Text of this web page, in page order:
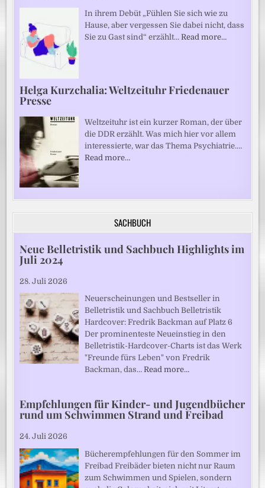
In ihrem Debüt „Fühlen Sie sich wie zu
Hause, aber vergessen Sie dabei nicht, dass
Sie zu Gast sind“ erzählt…Read more…
Helga Kurzchalia: Weltzeituhr Friedenauer
Presse
Weltzeituhr ist ein kurzer Roman, der über
die DDR erzählt. Was mich hier vor allem
interessierte, war das Thema Psychiatrie.…
Read more…
SACHBUCH
Neue Belletristik und Sachbuch Highlights im
Juli 2024
28. Juli 2026
Neuerscheinungen und Bestseller in
Belletristik und Sachbuch Belletristik
Hardcover: Fredrik Backman auf Platz 6
Der prominenteste Neueinstieg in den
Belletristik-Hardcover-Charts ist das Werk
"Freunde fürs Leben" von Fredrik
Backman, das…Read more…
Empfehlungen für Kinder- und Jugendbücher
rund um Schwimmen Strand und Freibad
24. Juli 2026
Bücherempfehlungen für den Sommer im
Freibad Freibäder bieten nicht nur Raum
zum Schwimmen und Spielen, sondern